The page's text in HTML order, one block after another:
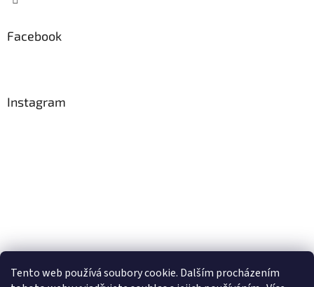
Tento web používá soubory cookie. Dalším procházením
Facebook
Instagram
Sledovat na Instagramu